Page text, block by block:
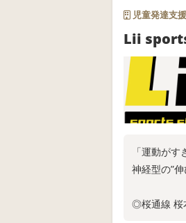
児童発達支
Lii
「運動が
神経型の”
◎桜通線 桜